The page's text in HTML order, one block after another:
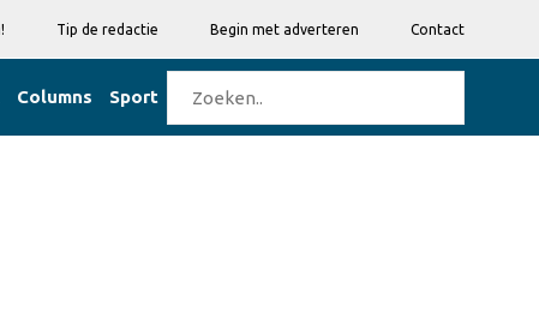
Tip de redactie Begin met adverteren Contact
Columns Sport